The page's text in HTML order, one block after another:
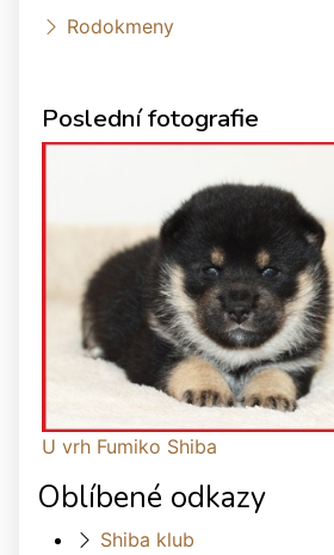
Rodokmeny
Poslední fotografie
U vrh Fumiko Shiba
Oblíbené odkazy
Shiba klub